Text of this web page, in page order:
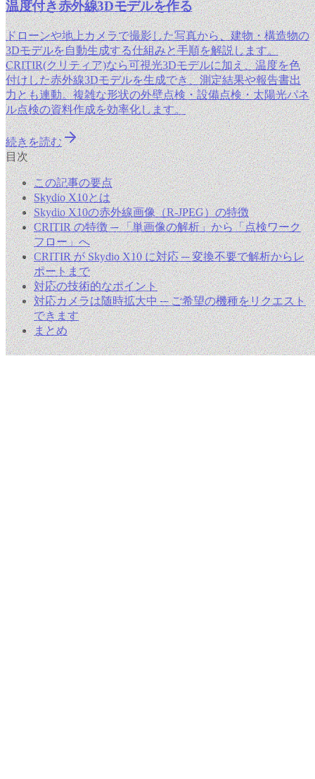
温度付き赤外線3Dモデルを作る
ドローンや地上カメラで撮影した写真から、建物・構造物の
3Dモデルを自動生成する仕組みと手順を解説します。
CRITIR(クリティア)なら可視光3Dモデルに加え、温度を色
付けした赤外線3Dモデルを生成でき、測定結果や報告書出
力とも連動。複雑な形状の外壁点検・設備点検・太陽光パネ
ル点検の資料作成を効率化します。
続きを読む
目次
この記事の要点
Skydio X10とは
Skydio X10の赤外線画像（R-JPEG）の特徴
CRITIR の特徴 ─ 「単画像の解析」から「点検ワーク
フロー」へ
CRITIR が Skydio X10 に対応 ─ 変換不要で解析からレ
ポートまで
対応の技術的なポイント
対応カメラは随時拡大中 ─ ご希望の機種をリクエスト
できます
まとめ